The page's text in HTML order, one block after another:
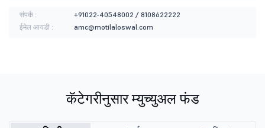
संपर्क :
+91022-40548002 / 8108622222
ईमेल आयडी :
amc@motilaloswal.com
कॅटेगरीनुसार म्युच्युअल फंड